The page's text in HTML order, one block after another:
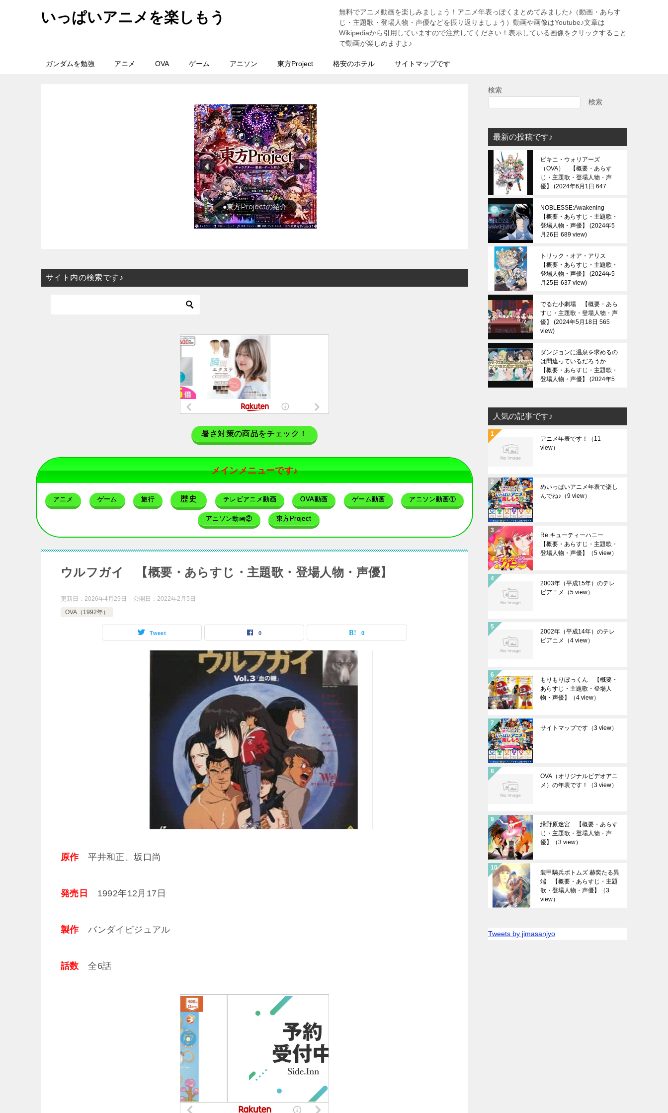
いっぱいアニメを楽しもう
無料でアニメ動画を楽しみましょう！アニメ年表っぽくまとめてみました♪（動画・あらす
じ・主題歌・登場人物・声優などを振り返りましょう）動画や画像はYoutube♪文章は
Wikipediaから引用していますので注意してください！表示している画像をクリックすること
で動画が楽しめますよ♪
ガンダムを勉強 アニメ OVA ゲーム アニソン 東方Project 格安のホテル サイトマップです
●東方Projectの紹介
サイト内の検索です♪
暑さ対策の商品をチェック！
メインメニューです♪
アニメ ゲーム 旅行 歴史 テレビアニメ動画 OVA動画 ゲーム動画 アニソン動画①
アニソン動画② 東方Project
ウルフガイ 【概要・あらすじ・主題歌・登場人物・声優】
更新日： 2026年4月29日 公開日： 2022年2月5日
OVA（1992年）
Tweet 0 0
原作平井和正、坂口尚
発売日 1992年12月17日
製作バンダイビジュアル
話数 全6話
検索
検索
最新の投稿です♪
ビキニ・ウォリアーズ
（OVA） 【概要・あらす
じ・主題歌・登場人物・声
優】
2024年6月1日 647
NOBLESSE:Awakening
【概要・あらすじ・主題歌・
登場人物・声優】
2024年5
月26日 689 view
トリック・オア・アリス
【概要・あらすじ・主題歌・
登場人物・声優】
2024年5
月25日 637 view
でるた小劇場 【概要・あら
すじ・主題歌・登場人物・声
優】
2024年5月18日 565
view
ダンジョンに温泉を求めるの
は間違っているだろうか
【概要・あらすじ・主題歌・
登場人物・声優】
2024年5
人気の記事です♪
アニメ年表です！
（11
view）
めいっぱいアニメ年表で楽し
んでね♪ （9 view）
Re:キューティーハニー
【概要・あらすじ・主題歌・
登場人物・声優】
（5 view）
2003年（平成15年）のテレ
ビアニメ
（5 view）
2002年（平成14年）のテレ
ビアニメ
（4 view）
もりもりぼっくん 【概要・
あらすじ・主題歌・登場人
物・声優】
（4 view）
サイトマップです （3 view）
OVA（オリジナルビデオアニ
メ）の年表です！
（3 view）
緑野原迷宮 【概要・あらす
じ・主題歌・登場人物・声
優】
（3 view）
装甲騎兵ボトムズ 赫奕たる異
端 【概要・あらすじ・主題
歌・登場人物・声優】
（3
view）
Tweets by jimasanjyo